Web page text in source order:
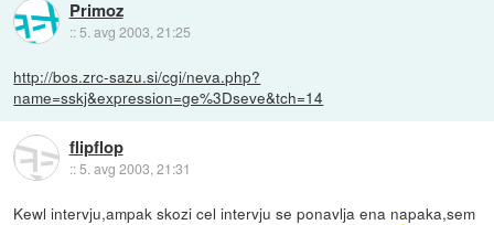
Primoz
:: 5. avg 2003, 21:25
http://bos.zrc-sazu.si/cgi/neva.php?
name=sskj&expression=ge%3Dseve&tch=14
flipflop
::5. avg 2003, 21:31
Kewl intervju,ampak skozi cel intervju se ponavlja ena napaka,sem